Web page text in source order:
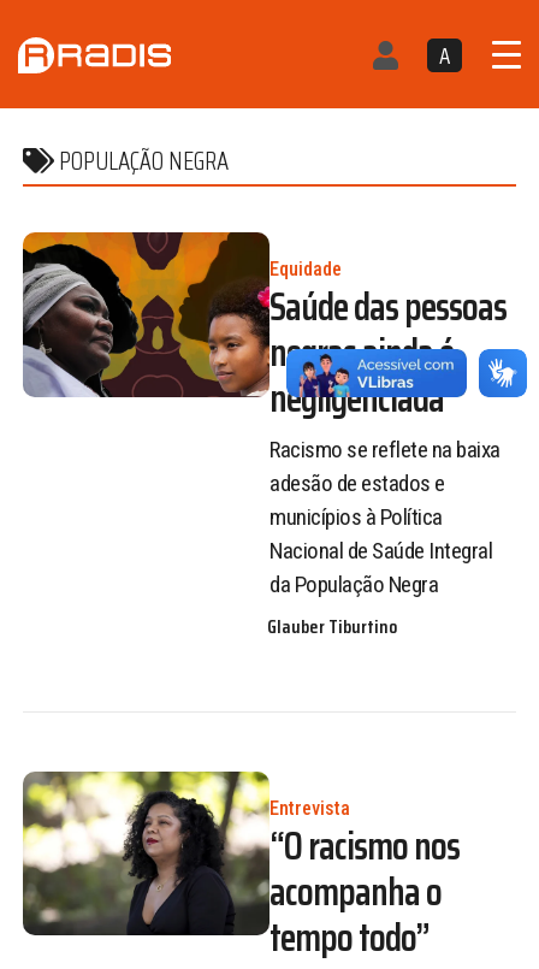
A
POPULAÇÃO NEGRA
Equidade
Saúde das pessoas
negras ainda é
negligenciada
Racismo se reflete na baixa
adesão de estados e
municípios à Política
Nacional de Saúde Integral
da População Negra
Glauber Tiburtino
Entrevista
“O racismo nos
acompanha o
tempo todo”